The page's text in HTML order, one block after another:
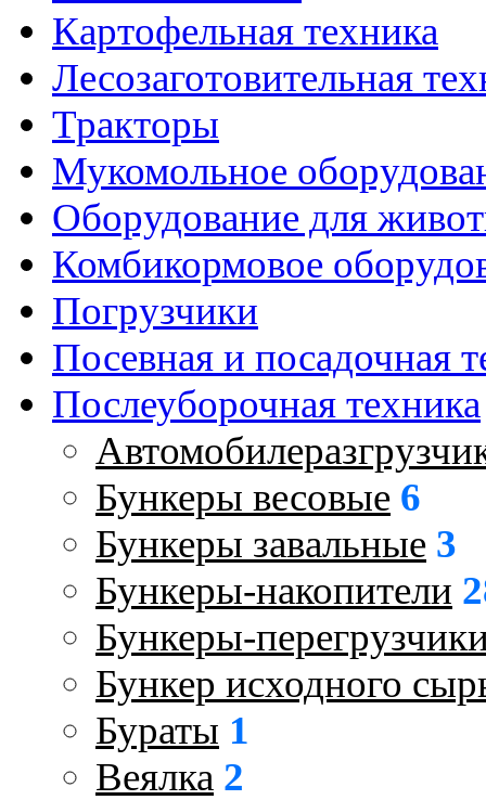
Картофельная техника
Лесозаготовительная
Тракторы
Мукомольное
Оборудование для
Комбикормовое
Погрузчики
Посевная и посадочная
Послеуборочная техника
Бункеры весовые 6
Бункеры завальные 3
Бункеры-накопители
Бункеры-
Бункер исходного
Бураты 1
Веялка 2